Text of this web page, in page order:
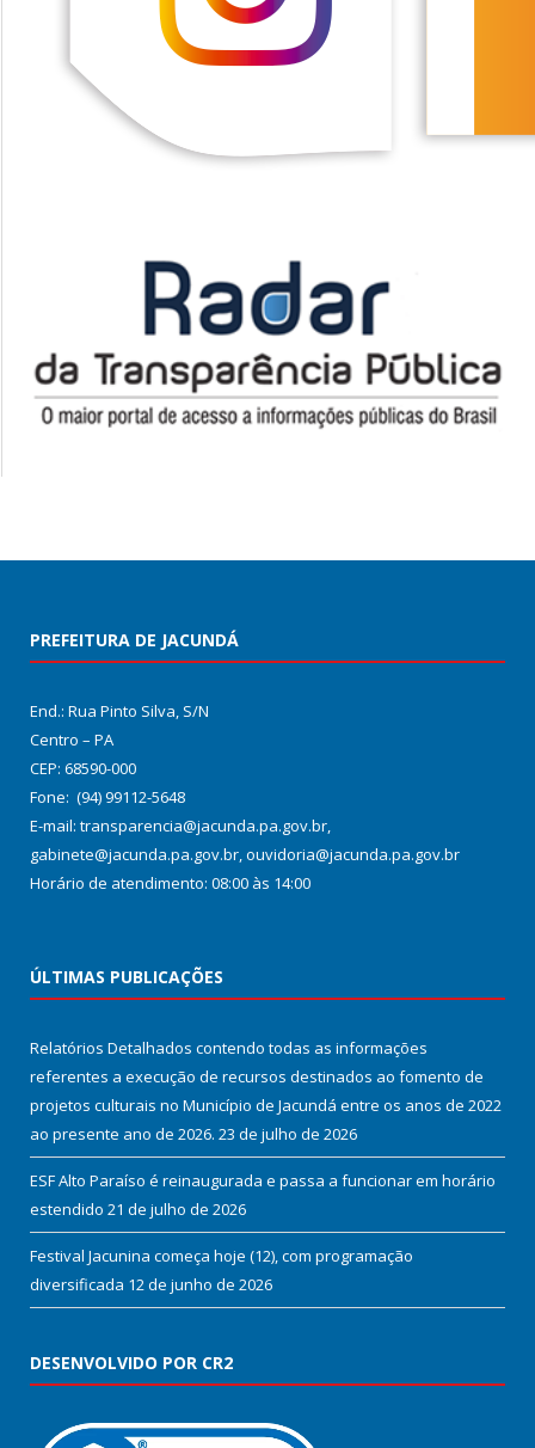
PREFEITURA DE JACUNDÁ
End.: Rua Pinto Silva, S/N
Centro – PA
CEP: 68590-000
Fone: (94) 99112-5648
E-mail: transparencia@jacunda.pa.gov.br,
gabinete@jacunda.pa.gov.br, ouvidoria@jacunda.pa.gov.br
Horário de atendimento: 08:00 às 14:00
ÚLTIMAS PUBLICAÇÕES
Relatórios Detalhados contendo todas as informações
referentes a execução de recursos destinados ao fomento de
projetos culturais no Município de Jacundá entre os anos de 2022
ao presente ano de 2026. 23 de julho de 2026
ESF Alto Paraíso é reinaugurada e passa a funcionar em horário
estendido 21 de julho de 2026
Festival Jacunina começa hoje (12), com programação
diversificada 12 de junho de 2026
DESENVOLVIDO POR CR2